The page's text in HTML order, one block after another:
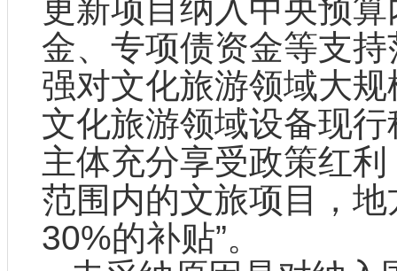
更新项目纳入中央预
金、专项债资金等支
强对文化旅游领域大
文化旅游领域设备现
主体充分享受政策红
范围内的文旅项目，
30%的补贴”。